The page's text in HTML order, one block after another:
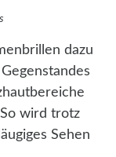
dazu
wird trotz
Sehen